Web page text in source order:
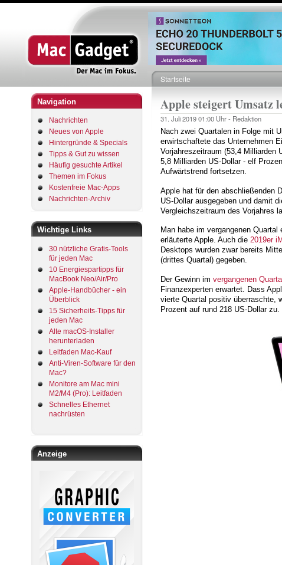
Navigation
Nachrichten
Neues von Apple
Hintergründe & Specials
Tipps & Gut zu wissen
Häufig gesuchte Artikel
Themen im Fokus
Kostenfreie Mac-Apps
Nachrichten-Archiv
Wichtige Links
30 nützliche Gratis-Tools
für jeden Mac
10 Energiespartipps für
MacBook Neo/Air/Pro
Apple-Handbücher - ein
Überblick
15 Sicherheits-Tipps für
jeden Mac
Alte macOS-Installer
herunterladen
Leitfaden Mac-Kauf
Anti-Viren-Software für den
Mac?
Monitore am Mac mini
M2/M4 (Pro): Leitfaden
Schnelles Ethernet
nachrüsten
Anzeige
Pfadnavigation
Startseite
Apple steigert Umsatz
31. Juli 201901:00 Uhr - Redaktion
Nach zwei Quartalen in Folge mit
erwirtschaftete das Unternehmen
Vorjahreszeitraum (53,4 Milliarden
5,8 Milliarden US-Dollar - elf
Aufwärtstrend fortsetzen.
Apple hat für den abschließenden
US-Dollar ausgegeben und damit
Vergleichszeitraum des Vorjahres
Man habe im vergangenen
erläuterte Apple. Auch die 2019er
Desktops wurden zwar bereits
(drittes Quartal) gegeben.
Der Gewinn im vergangenen Quartal
Finanzexperten erwartet. Dass
vierte Quartal positiv überraschte,
Prozent auf rund 218 US-Dollar zu.